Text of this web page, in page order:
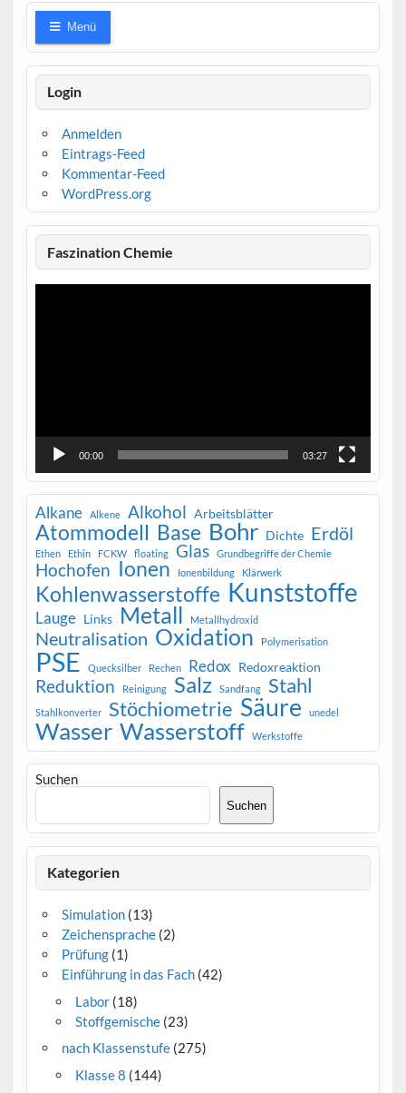
Menü
Login
Anmelden
Eintrags-Feed
Kommentar-Feed
WordPress.org
Faszination Chemie
Video-
00:00 03:27
Alkane Alkene Alkohol Arbeitsblätter
Atommodell Base Bohr Dichte Erdöl
Ethen Ethin FCKW floating Glas Grundbegriffe der Chemie
Hochofen Ionen Ionenbildung Klärwerk
Kohlenwasserstoffe Kunststoffe
Lauge Links Metall Metallhydroxid
Neutralisation Oxidation Polymerisation
PSE Quecksilber Rechen Redox Redoxreaktion
Reduktion Reinigung Salz Sandfang Stahl
Stahlkonverter Stöchiometrie Säure unedel
Wasser Wasserstoff Werkstoffe
Suchen
Suchen
Kategorien
Simulation(13)
Zeichensprache(2)
Prüfung(1)
Einführung in das Fach(42)
Labor(18)
Stoffgemische(23)
nach Klassenstufe(275)
Klasse 8 (144)